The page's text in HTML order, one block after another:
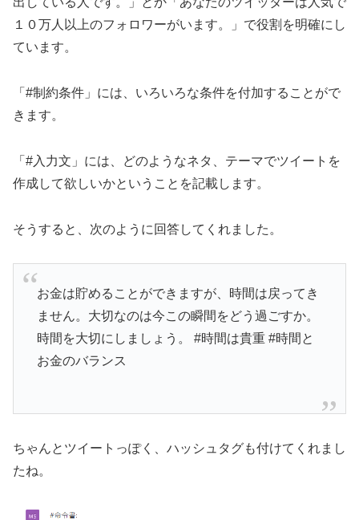
１０万人以上のフォロワーがいます。」で役割を明確にし
ています。
「#制約条件」には、いろいろな条件を付加することがで
きます。
「#入力文」には、どのようなネタ、テーマでツイートを
作成して欲しいかということを記載します。
そうすると、次のように回答してくれました。
お金は貯めることができますが、時間は戻ってき
ません。大切なのは今この瞬間をどう過ごすか。
時間を大切にしましょう。 #時間は貴重 #時間と
お金のバランス
ちゃんとツイートっぽく、ハッシュタグも付けてくれまし
たね。